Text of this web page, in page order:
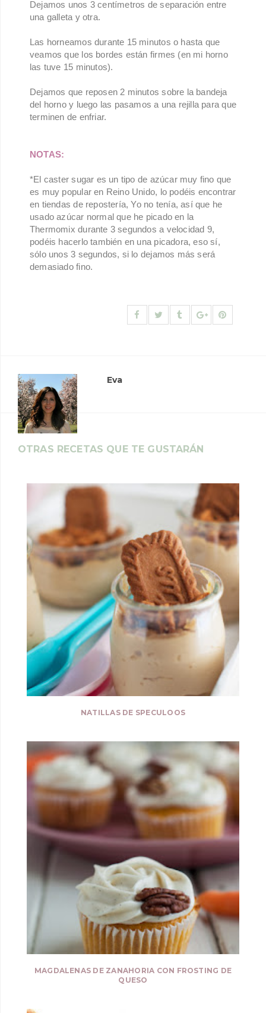
Dejamos unos 3 centímetros de separación entre
una galleta y otra.
Las horneamos durante 15 minutos o hasta que
veamos que los bordes están firmes (en mi horno
las tuve 15 minutos).
Dejamos que reposen 2 minutos sobre la bandeja
del horno y luego las pasamos a una rejilla para que
terminen de enfriar.
NOTAS:
*El caster sugar es un tipo de azúcar muy fino que
es muy popular en Reino Unido, lo podéis encontrar
en tiendas de repostería, Yo no tenía, así que he
usado azúcar normal que he picado en la
Thermomix durante 3 segundos a velocidad 9,
podéis hacerlo también en una picadora, eso sí,
sólo unos 3 segundos, si lo dejamos más será
demasiado fino.
Eva
OTRAS RECETAS QUE TE GUSTARÁN
NATILLAS DE SPECULOOS
MAGDALENAS DE ZANAHORIA CON FROSTING DE
QUESO